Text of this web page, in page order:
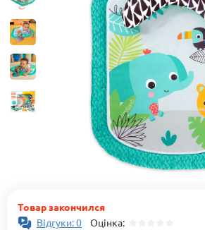
Товар закончился
Відгуки: 0 Оцінка: